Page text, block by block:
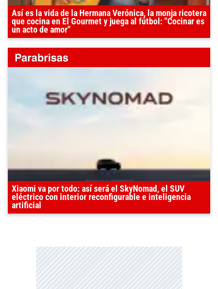
Así es la vida de la Hermana Verónica, la monja ricotera
que cocina en El Gourmet y juega al fútbol: "Cocinar es
un acto de amor"
Xiaomi va por todo: así será el SkyNomad, el SUV
eléctrico con interior reconfigurable e inteligencia
artificial